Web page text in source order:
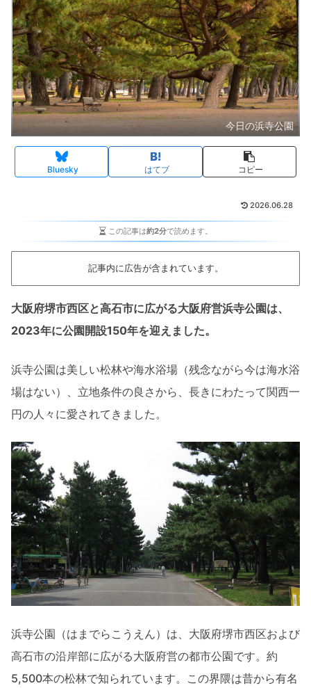
今日の浜寺公園
Bluesky はてブ コピー
2026.06.28
この記事は約2分で読めます。
記事内に広告が含まれています。
大阪府堺市西区と高石市に広がる大阪府営浜寺公園は、
2023年に公園開設150年を迎えました。
浜寺公園は美しい松林や海水浴場（残念ながら今は海水浴
場はない）、立地条件の良さから、長きにわたって関西一
円の人々に愛されてきました。
浜寺公園（はまでらこうえん）は、大阪府堺市西区および
高石市の沿岸部に広がる大阪府営の都市公園です。約
5,500本の松林で知られています。この界隈は昔から有名